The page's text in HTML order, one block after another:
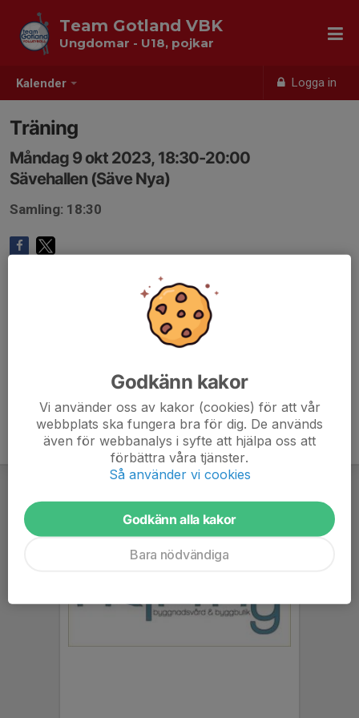
Kalender Logga in
Team Gotland VBK
Ungdomar - U18, pojkar
Träning
Måndag 9 okt 2023, 18:30-20:00
Sävehallen (Säve Nya)
Samling: 18:30
Godkänn kakor
Vi använder oss av kakor (cookies) för att vår
webbplats ska fungera bra för dig. De används
även för webbanalys i syfte att hjälpa oss att
förbättra våra tjänster.
Så använder vi cookies
Godkänn alla kakor
Bara nödvändiga